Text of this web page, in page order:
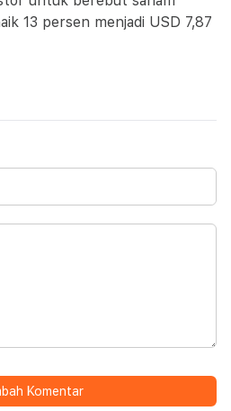
13 persen menjadi USD 7,87
Komentar